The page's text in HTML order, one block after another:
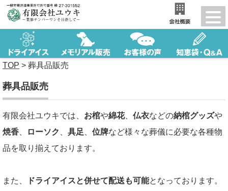
TOP > 葬具品販売
葬具品販売
有限会社ユウキでは、 お棺や綿花、 仏衣などの納棺グッズや
焼香
ローソク 具足 位牌など様々な葬儀に必要な各種物
品を取り揃えております。
また、 ドライアイスと併せて配送も可能となっております。